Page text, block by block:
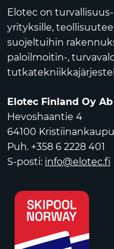
Elotec on
yrityksille,
suojeltuihin
paloilmoitin-,
Elotec Finland Oy Ab
Hevoshaantie 4
64100
Puh. +358 6 2228 401
S-posti: info@elotec.fi